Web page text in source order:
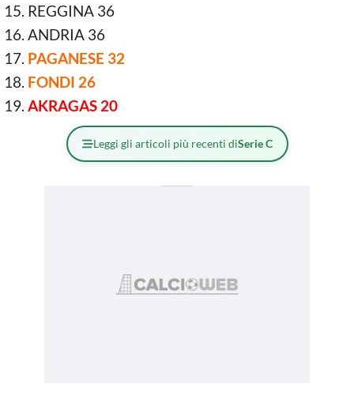
REGGINA 36
ANDRIA 36
PAGANESE 32
FONDI 26
AKRAGAS 20
Leggi gli articoli più recenti diSerie C